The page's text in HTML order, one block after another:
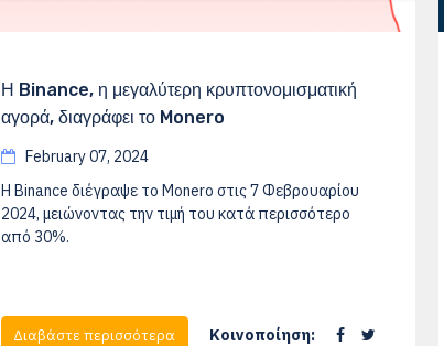
Η Binance, η μεγαλύτερη κρυπτονομισματική
αγορά, διαγράφει το Monero
February 07, 2024
Η Binance διέγραψε το Monero στις 7 Φεβρουαρίου
2024, μειώνοντας την τιμή του κατά περισσότερο
από 30%.
Διαβάστε περισσότερα Κοινοποίηση: